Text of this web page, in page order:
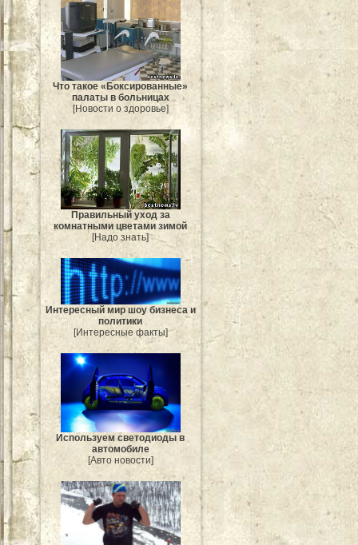
Что такое «Боксированные»
палаты в больницах
[Новости о здоровье]
Правильный уход за
комнатными цветами зимой
[Надо знать]
Интересный мир шоу бизнеса и
политики
[Интересные факты]
Используем светодиоды в
автомобиле
[Авто новости]